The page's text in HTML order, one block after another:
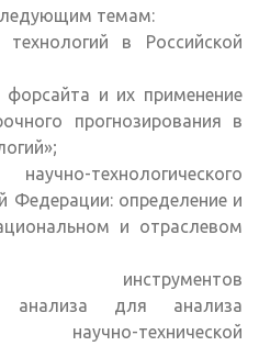
темам:
в Российской
и их применение
прогнозирования в
технологического
Федерации: определение и
и отраслевом
инструментов
анализа для анализа
научно-технической